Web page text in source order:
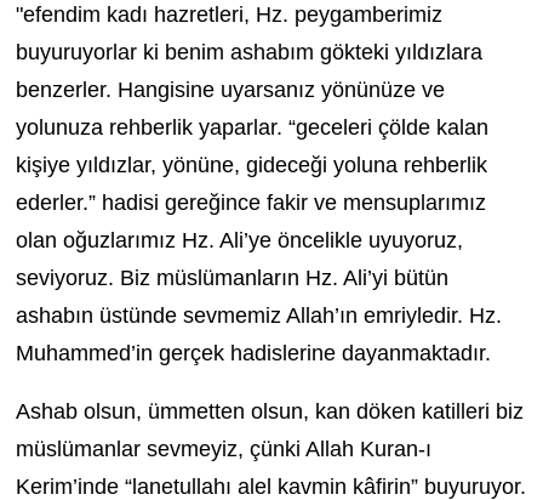
"efendim kadı hazretleri, Hz. peygamberimiz
buyuruyorlar ki benim ashabım gökteki yıldızlara
benzerler. Hangisine uyarsanız yönünüze ve
yolunuza rehberlik yaparlar. “geceleri çölde kalan
kişiye yıldızlar, yönüne, gideceği yoluna rehberlik
ederler.” hadisi gereğince fakir ve mensuplarımız
olan oğuzlarımız Hz. Ali’ye öncelikle uyuyoruz,
seviyoruz. Biz müslümanların Hz. Ali’yi bütün
ashabın üstünde sevmemiz Allah’ın emriyledir. Hz.
Muhammed’in gerçek hadislerine dayanmaktadır.
Ashab olsun, ümmetten olsun, kan döken katilleri biz
müslümanlar sevmeyiz, çünki Allah Kuran-ı
Kerim’inde “lanetullahı alel kavmin kâfirin” buyuruyor.